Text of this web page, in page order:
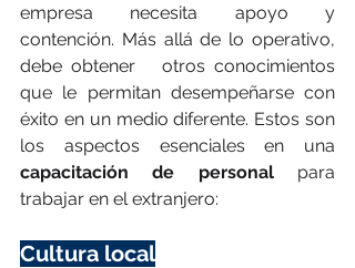
empresa necesita apoyo y
contención. Más allá de lo operativo,
debe obtener   otros conocimientos
que le permitan desempeñarse con
éxito en un medio diferente. Estos son
capacitación de personal para
trabajar en el extranjero:
Cultura local